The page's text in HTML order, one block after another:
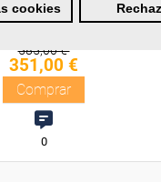
cookies
Online
585,00 €
351,00 €
Comprar
0